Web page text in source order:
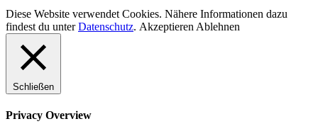
Diese Website verwendet Cookies. Nähere Informationen dazu
findest du unterDatenschutz. Akzeptieren Ablehnen
Schließen
Privacy Overview